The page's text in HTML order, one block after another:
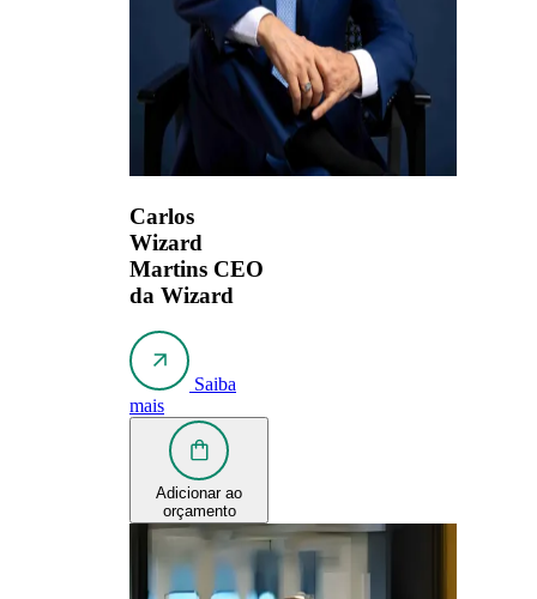
Carlos
Wizard
Martins CEO
da Wizard
Saiba
mais
Adicionar ao
orçamento